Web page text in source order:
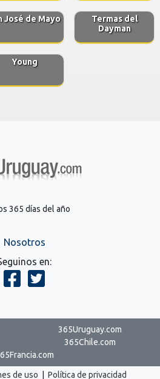
José de Mayo
Termas del
Dayman
Young
365 días del año
Nosotros
en:
365Uruguay.com
365Chile.com
de uso Política de privacidad